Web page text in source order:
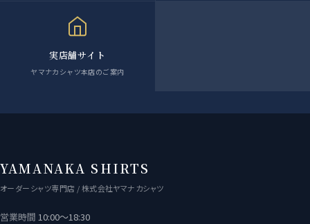
実店舗サイト
ヤマナカシャツ本店のご案内
YAMANAKA SHIRTS
オーダーシャツ専門店 / 株式会社ヤマナカシャツ
営業時間 10:00〜18:30